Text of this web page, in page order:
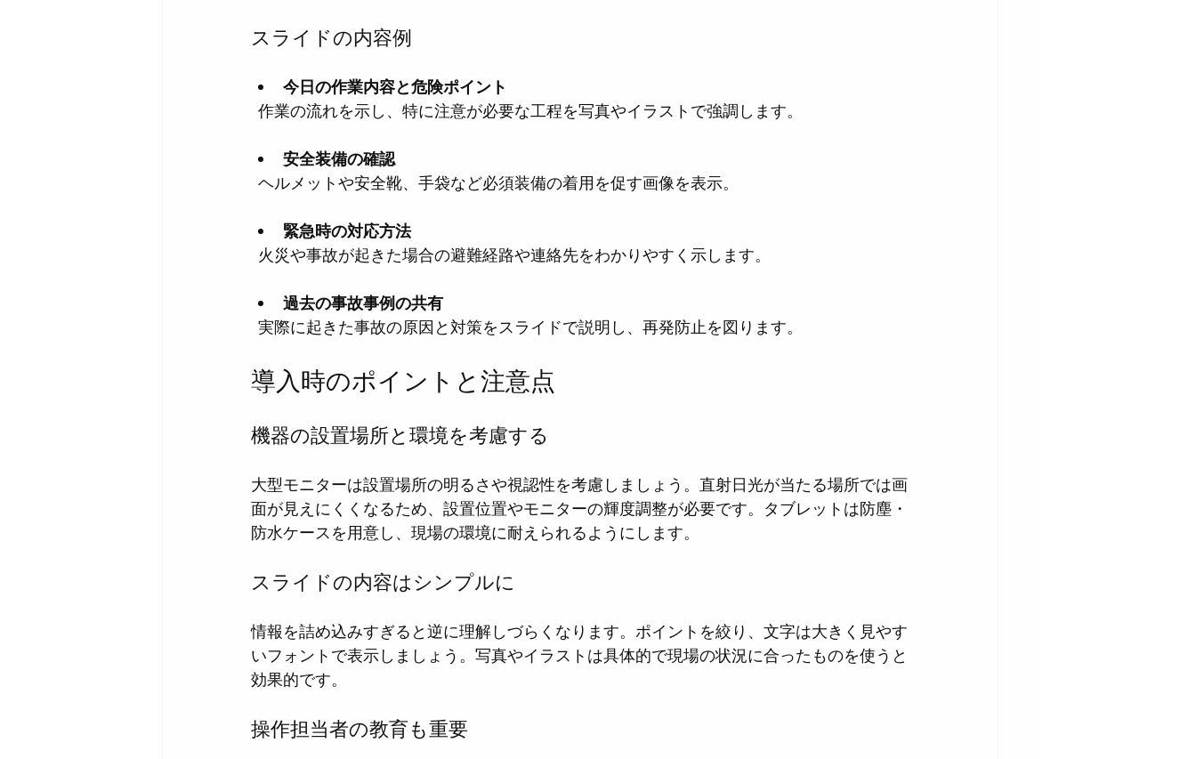
スライドの内容例
今日の作業内容と危険ポイント
  作業の流れを示し、特に注意が必要な工程を写真やイラストで強調します。
安全装備の確認
  ヘルメットや安全靴、手袋など必須装備の着用を促す画像を表示。
緊急時の対応方法
  火災や事故が起きた場合の避難経路や連絡先をわかりやすく示します。
過去の事故事例の共有
  実際に起きた事故の原因と対策をスライドで説明し、再発防止を図ります。
導入時のポイントと注意点
機器の設置場所と環境を考慮する
大型モニターは設置場所の明るさや視認性を考慮しましょう。直射日光が当たる場所では画
面が見えにくくなるため、設置位置やモニターの輝度調整が必要です。タブレットは防塵・
防水ケースを用意し、現場の環境に耐えられるようにします。
スライドの内容はシンプルに
情報を詰め込みすぎると逆に理解しづらくなります。ポイントを絞り、文字は大きく見やす
いフォントで表示しましょう。写真やイラストは具体的で現場の状況に合ったものを使うと
効果的です。
操作担当者の教育も重要